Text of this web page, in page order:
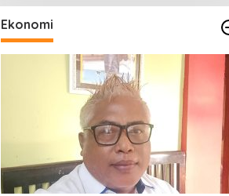
Ekonomi